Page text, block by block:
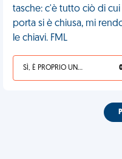
tasche: c'è tutto ciò di
porta si è chiusa, mi
le chiavi. FML
SÌ, È PROPRIO UNA VDM!